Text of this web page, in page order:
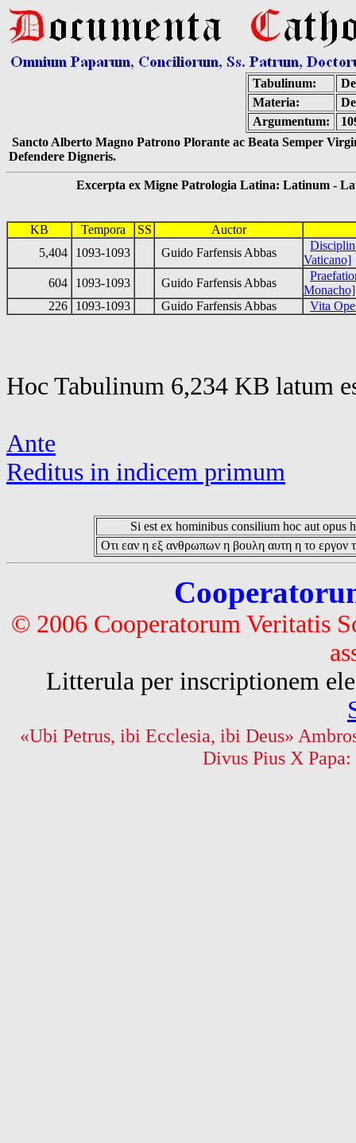
Tabulinum:
Materia:
Argumentum:
Sancto Alberto Magno Patrono Plorante ac Beata Semper
Defendere Digneris.
Excerpta ex Migne Patrologia Latina: Latinum -
KB Tempora SS
Auctor
5,404
1093-1093 Guido Farfensis Abbas
Vaticano]
604
1093-1093 Guido Farfensis Abbas
Monacho]
226
1093-1093 Guido Farfensis Abbas Vita
Hoc Tabulinum 6,234 KB latum
Ante
Reditus in indicem primum
Si est ex hominibus consilium hoc aut opus
Οτι εαν η εξ ανθρωπων η βουλη αυτη η το εργον
© 2006 Cooperatorum Veritatis
Litterula per inscriptionem
«Ubi Petrus, ibi Ecclesia, ibi Deus»
Divus Pius X Papa: